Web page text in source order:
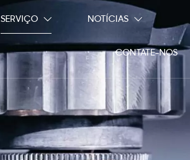
SERVIÇO  NOTÍCIAS 
CONTATE-NOS